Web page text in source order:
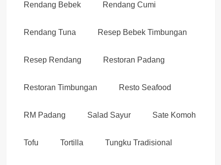
Rendang Bebek Rendang Cumi
Rendang Tuna Resep Bebek Timbungan
Resep Rendang Restoran Padang
Restoran Timbungan Resto Seafood
RM Padang Salad Sayur Sate Komoh
Tofu Tortilla Tungku Tradisional